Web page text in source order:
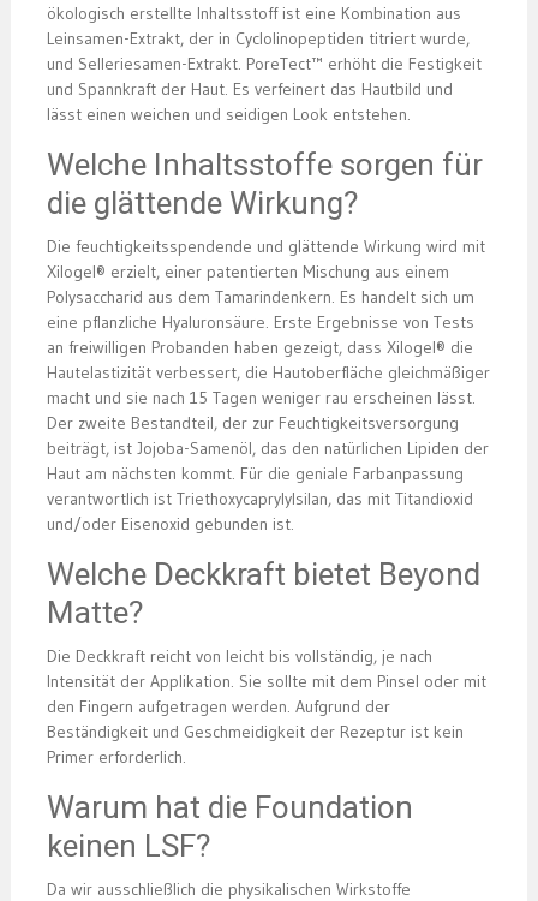
ökologisch erstellte Inhaltsstoff ist eine Kombination aus
Leinsamen-Extrakt, der in Cyclolinopeptiden titriert wurde,
und Selleriesamen-Extrakt. PoreTect™ erhöht die Festigkeit
und Spannkraft der Haut. Es verfeinert das Hautbild und
lässt einen weichen und seidigen Look entstehen.
Welche Inhaltsstoffe sorgen für
die glättende Wirkung?
Die feuchtigkeitsspendende und glättende Wirkung wird mit
Xilogel® erzielt, einer patentierten Mischung aus einem
Polysaccharid aus dem Tamarindenkern. Es handelt sich um
eine pflanzliche Hyaluronsäure. Erste Ergebnisse von Tests
an freiwilligen Probanden haben gezeigt, dass Xilogel® die
Hautelastizität verbessert, die Hautoberfläche gleichmäßiger
macht und sie nach 15 Tagen weniger rau erscheinen lässt.
Der zweite Bestandteil, der zur Feuchtigkeitsversorgung
beiträgt, ist Jojoba-Samenöl, das den natürlichen Lipiden der
Haut am nächsten kommt. Für die geniale Farbanpassung
verantwortlich ist Triethoxycaprylylsilan, das mit Titandioxid
und/oder Eisenoxid gebunden ist.
Welche Deckkraft bietet Beyond
Matte?
Die Deckkraft reicht von leicht bis vollständig, je nach
Intensität der Applikation. Sie sollte mit dem Pinsel oder mit
den Fingern aufgetragen werden. Aufgrund der
Beständigkeit und Geschmeidigkeit der Rezeptur ist kein
Primer erforderlich.
Warum hat die Foundation
keinen LSF?
Da wir ausschließlich die physikalischen Wirkstoffe